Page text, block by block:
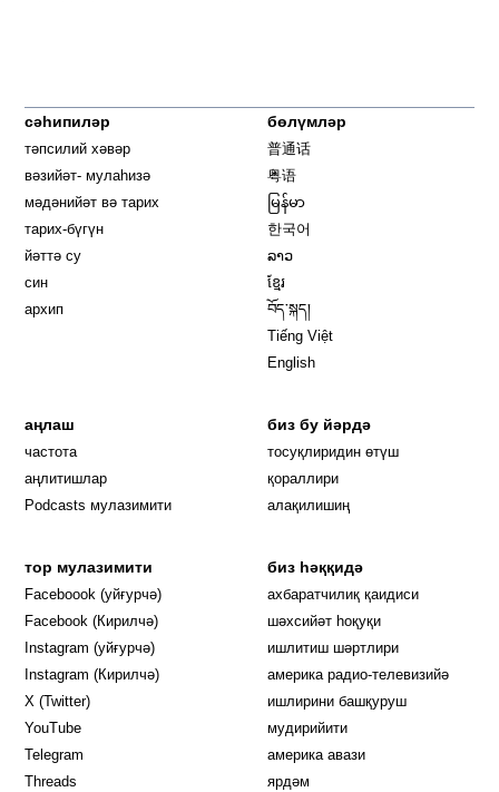
сәһипиләр
тәпсилий хәвәр
вәзийәт- мулаһизә
мәдәнийәт вә тарих
тарих-бүгүн
йәттә су
син
архип
бөлүмләр
普通话
粤语
မြန်မာ
한국어
ລາວ
ខ្មែរ
བོད་སྐད།
Tiếng Việt
English
аңлаш
частота
аңлитишлар
Podcasts мулазимити
биз бу йәрдә
тосуқлиридин өтүш
қораллири
алақилишиң
тор мулазимити
Faceboook (уйғурчә) Opens in new window
Facebook (Кирилчә) Opens in new window
Instagram (уйғурчә) Opens in new window
Instagram (Кирилчә) Opens in new window
X (Twitter)
YouTube
Telegram
Threads
биз һәққидә
ахбаратчилиқ қаидиси
шәхсийәт һоқуқи
ишлитиш шәртлири
америка радио-телевизийә
ишлирини башқуруш
мудирийити
америка авази
ярдәм